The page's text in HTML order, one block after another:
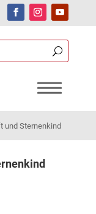
und Sternenkind